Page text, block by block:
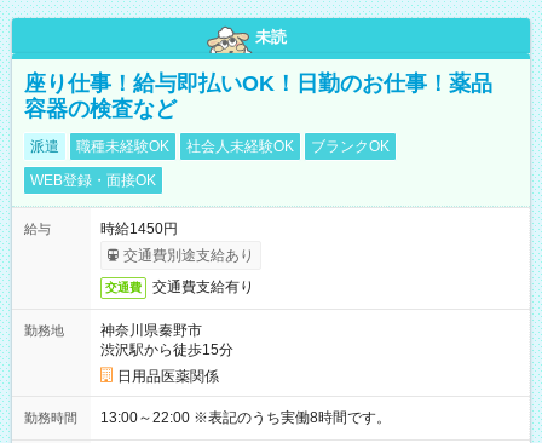
未読
座り仕事！給与即払いOK！日勤のお仕事！薬品
容器の検査など
派遣 職種未経験OK 社会人未経験OK
ブランクOK
WEB登録・面接OK
給与
時給1450円
交通費別途支給あり
交通費 交通費支給有り
勤務地
神奈川県秦野市
渋沢駅から徒歩15分
日用品医薬関係
勤務時間 13:00～22:00 ※表記のうち実働8時間です。